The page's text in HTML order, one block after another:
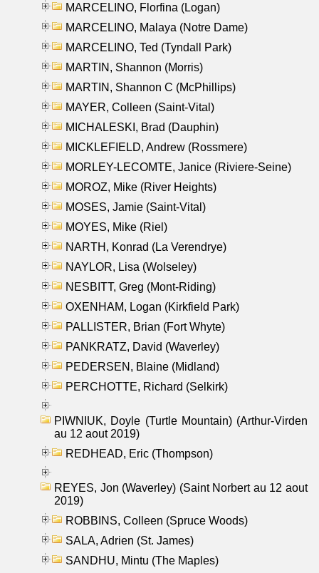
MARCELINO, Florfina (Logan)
MARCELINO, Malaya (Notre Dame)
MARCELINO, Ted (Tyndall Park)
MARTIN, Shannon (Morris)
MARTIN, Shannon C (McPhillips)
MAYER, Colleen (Saint-Vital)
MICHALESKI, Brad (Dauphin)
MICKLEFIELD, Andrew (Rossmere)
MORLEY-LECOMTE, Janice (Riviere-Seine)
MOROZ, Mike (River Heights)
MOSES, Jamie (Saint-Vital)
MOYES, Mike (Riel)
NARTH, Konrad (La Verendrye)
NAYLOR, Lisa (Wolseley)
NESBITT, Greg (Mont-Riding)
OXENHAM, Logan (Kirkfield Park)
PALLISTER, Brian (Fort Whyte)
PANKRATZ, David (Waverley)
PEDERSEN, Blaine (Midland)
PERCHOTTE, Richard (Selkirk)
PIWNIUK, Doyle (Turtle Mountain) (Arthur-Virden
au 12 aout 2019)
REDHEAD, Eric (Thompson)
REYES, Jon (Waverley) (Saint Norbert au 12 aout
2019)
ROBBINS, Colleen (Spruce Woods)
SALA, Adrien (St. James)
SANDHU, Mintu (The Maples)